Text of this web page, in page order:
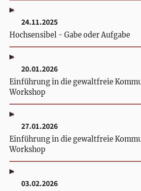
24.11.2025
Hochsensibel - Gabe oder Aufgabe
20.01.2026
Einführung in die gewaltfreie
Workshop
27.01.2026
Einführung in die gewaltfreie
Workshop
03.02.2026